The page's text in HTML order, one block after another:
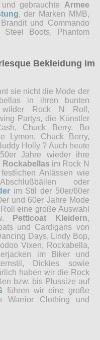
gebrauchte Armee
, der Marken MMB,
und Commando
Steel Boots, Phantom
Bekleidung im
sie nicht die Mode der
in ihren bunten
wilder Rock N Roll,
Partys, die Künstler
Chuck Berry, Bo
Lymon, Chuck Berry,
Holly ? Auch heute
Jahre wieder ihre
Rockabellas im Rock N
Anlässen wie
oder
im Stil der 50er/60er
und 60er Jahre Mode
eine große Auswahl
Petticoat Kleidern,
und Cardigans von
Days, Lindy Bop,
Vixen, Rockabella,
im Biker und
Dickies sowie
haben wir die Rock
bzw. bis Plussize auf
führen wir eine große
Warrior Clothing und